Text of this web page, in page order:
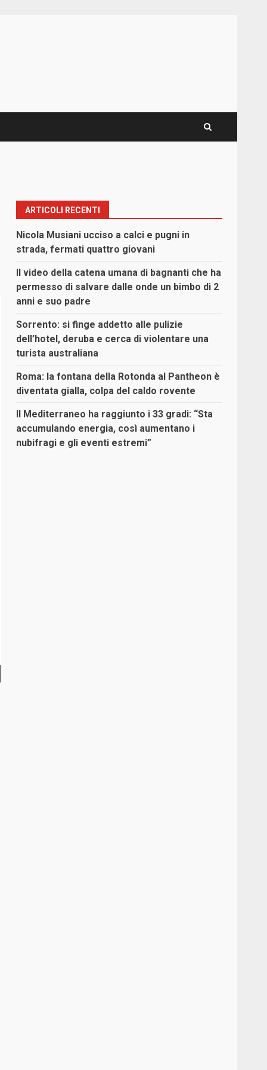
ARTICOLI RECENTI
Nicola Musiani ucciso a calci e pugni in
strada, fermati quattro giovani
Il video della catena umana di bagnanti che ha
permesso di salvare dalle onde un bimbo di 2
anni e suo padre
Sorrento: si finge addetto alle pulizie
dell’hotel, deruba e cerca di violentare una
turista australiana
Roma: la fontana della Rotonda al Pantheon è
diventata gialla, colpa del caldo rovente
Il Mediterraneo ha raggiunto i 33 gradi: “Sta
accumulando energia, così aumentano i
nubifragi e gli eventi estremi”